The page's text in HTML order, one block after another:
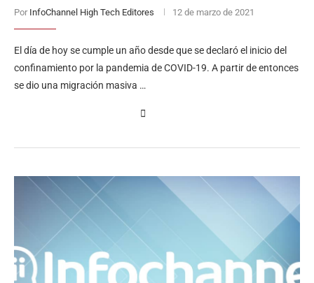
Por InfoChannel High Tech Editores 12 de marzo de 2021
El día de hoy se cumple un año desde que se declaró el inicio del
confinamiento por la pandemia de COVID-19. A partir de entonces
se dio una migración masiva …